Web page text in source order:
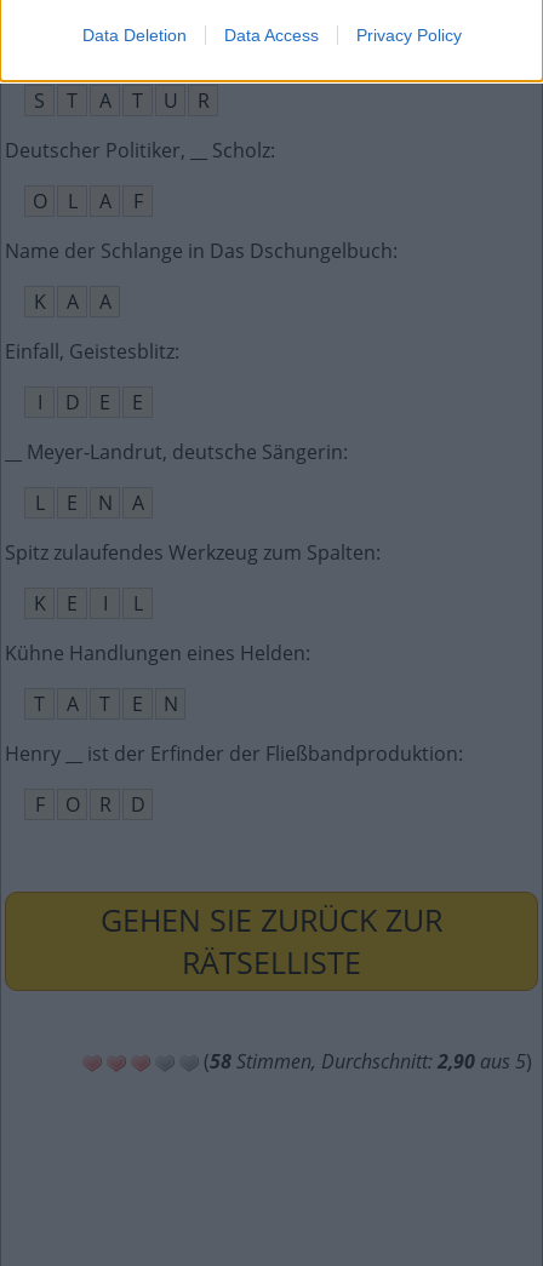
Data Deletion Data Access Privacy Policy
Äußeres Erscheinungsbild des Körpers
S
T A T U
R
Deutscher Politiker, __ Scholz:
O
L A
F
Name der Schlange in Das Dschungelbuch:
K
A
A
Einfall, Geistesblitz:
I
D E
E
__ Meyer-Landrut, deutsche Sängerin:
L
E N
A
Spitz zulaufendes Werkzeug zum Spalten:
K
E I
L
Kühne Handlungen eines Helden:
T
A T E
N
Henry __ ist der Erfinder der Fließbandproduktion:
F
O R D
GEHEN SIE ZURÜCK ZUR
RÄTSELLISTE
(58Stimmen, Durchschnitt: 2,90 aus 5)